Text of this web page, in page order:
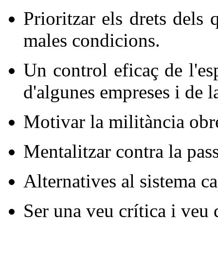
Prioritzar els drets dels
males condicions.
Un control eficaç de
d'algunes empreses i de
Motivar la militància
Mentalitzar contra la
Alternatives al sistema
Ser una veu crítica i veu